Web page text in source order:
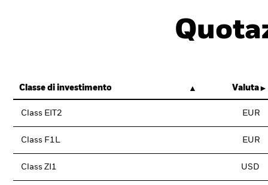
Classe di investimento Valuta
Class EIT2 EUR
Class F1L EUR
Class ZI1 USD